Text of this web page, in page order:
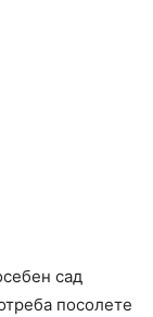
сад
посолете